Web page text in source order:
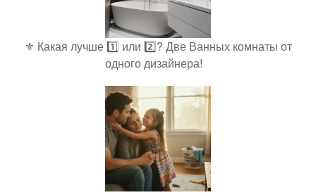
⚜️ Какая лучше 1️⃣ или 2️⃣? Две Ванных комнаты от
одного дизайнера!⠀